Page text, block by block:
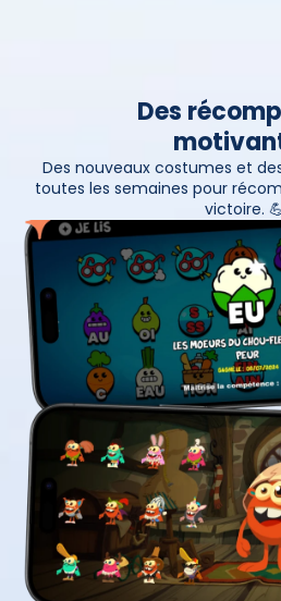
Des
Des nouveaux costumes et
toutes les semaines pour
victoire.